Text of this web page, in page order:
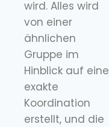
wird. Alles wird
von einer
ähnlichen
Gruppe im
Hinblick auf eine
exakte
Koordination
erstellt, und die